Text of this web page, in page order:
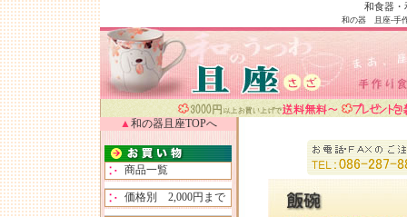
和食器
和の器 且座-手
▲和の器且座TOPへ
商品一覧
価格別 2,000円まで